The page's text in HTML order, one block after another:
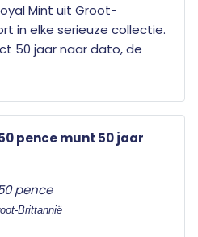
Mint uit Groot-
in elke serieuze collectie.
50 jaar naar dato, de
de
Groot-Brittannië en
te ontwikkelen.
die zal uitmonden in
pence munt 50 jaar
pence
Brittannië